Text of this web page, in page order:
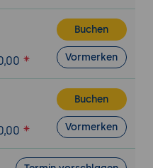
IPS: Echtzeit-
als IPS:
von
und
und
Suricata zur
Buchen
Vormerken
Buchen
Vormerken